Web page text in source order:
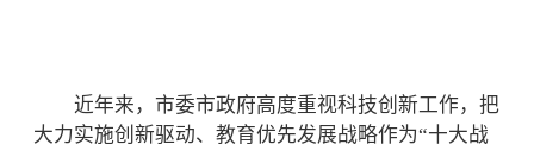
近年来，市委市政府高度重视科技创新工作，把
大力实施创新驱动、教育优先发展战略作为“十大战